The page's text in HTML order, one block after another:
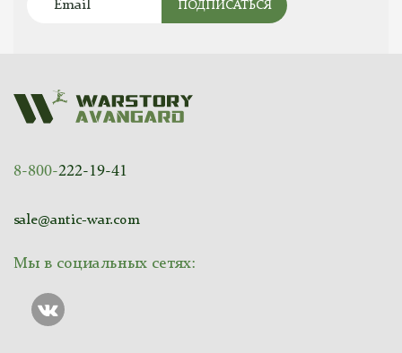
ПОДПИСАТЬСЯ
8-800-222-19-41
sale@antic-war.com
Мы в социальных сетях: